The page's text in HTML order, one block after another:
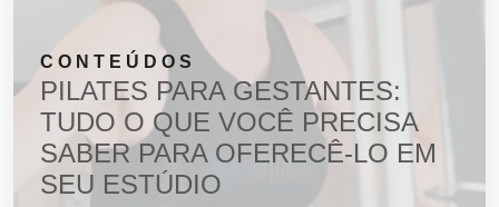
Materiais Gratuitos
Solicite um Orçamento
CONTEÚDOS
PILATES PARA GESTANTES:
TUDO O QUE VOCÊ PRECISA
SABER PARA OFERECÊ-LO EM
SEU ESTÚDIO